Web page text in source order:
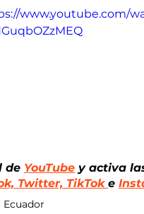
www.youtube.com/
de YouTube y activa
Twitter, TikTok e
Ecuador